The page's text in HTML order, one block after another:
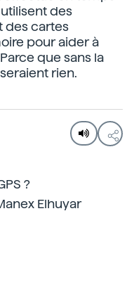
des
des cartes
pour aider à
que sans la
rien.
?
Elhuyar